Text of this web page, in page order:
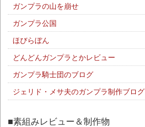
ガンプラの山を崩せ
ガンプラ公国
ほびらぼん
どんどんガンプラとかレビュー
ガンプラ騎士団のブログ
ジェリド・メサ夫のガンプラ制作ブログ
■素組みレビュー＆制作物